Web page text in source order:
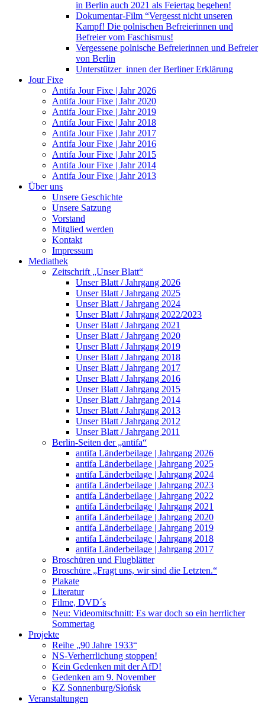
in Berlin auch 2021 als Feiertag begehen!
Dokumentar-Film “Vergesst nicht unseren
Kampf! Die polnischen Befreierinnen und
Befreier vom Faschismus!
Vergessene polnische Befreierinnen und Befreier
von Berlin
Unterstützer_innen der Berliner Erklärung
Jour Fixe
Antifa Jour Fixe | Jahr 2026
Antifa Jour Fixe | Jahr 2020
Antifa Jour Fixe | Jahr 2019
Antifa Jour Fixe | Jahr 2018
Antifa Jour Fixe | Jahr 2017
Antifa Jour Fixe | Jahr 2016
Antifa Jour Fixe | Jahr 2015
Antifa Jour Fixe | Jahr 2014
Antifa Jour Fixe | Jahr 2013
Über uns
Unsere Geschichte
Unsere Satzung
Vorstand
Mitglied werden
Kontakt
Impressum
Mediathek
Zeitschrift „Unser Blatt“
Unser Blatt / Jahrgang 2026
Unser Blatt / Jahrgang 2025
Unser Blatt / Jahrgang 2024
Unser Blatt / Jahrgang 2022/2023
Unser Blatt / Jahrgang 2021
Unser Blatt / Jahrgang 2020
Unser Blatt / Jahrgang 2019
Unser Blatt / Jahrgang 2018
Unser Blatt / Jahrgang 2017
Unser Blatt / Jahrgang 2016
Unser Blatt / Jahrgang 2015
Unser Blatt / Jahrgang 2014
Unser Blatt / Jahrgang 2013
Unser Blatt / Jahrgang 2012
Unser Blatt / Jahrgang 2011
Berlin-Seiten der „antifa“
antifa Länderbeilage | Jahrgang 2026
antifa Länderbeilage | Jahrgang 2025
antifa Länderbeilage | Jahrgang 2024
antifa Länderbeilage | Jahrgang 2023
antifa Länderbeilage | Jahrgang 2022
antifa Länderbeilage | Jahrgang 2021
antifa Länderbeilage | Jahrgang 2020
antifa Länderbeilage | Jahrgang 2019
antifa Länderbeilage | Jahrgang 2018
antifa Länderbeilage | Jahrgang 2017
Broschüren und Flugblätter
Broschüre „Fragt uns, wir sind die Letzten.“
Plakate
Literatur
Filme, DVD´s
Neu: Videomitschnitt: Es war doch so ein herrlicher
Sommertag
Projekte
Reihe „90 Jahre 1933“
NS-Verherrlichung stoppen!
Kein Gedenken mit der AfD!
Gedenken am 9. November
KZ Sonnenburg/Słońsk
Veranstaltungen